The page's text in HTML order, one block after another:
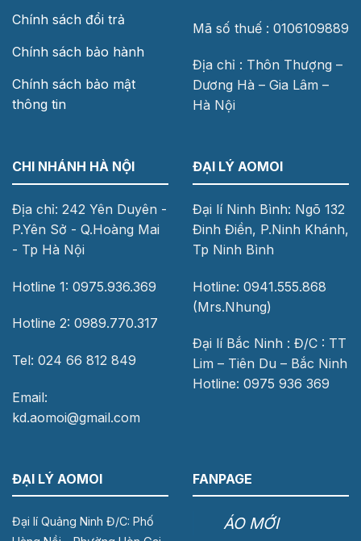
Chính sách đổi trả
Chính sách bảo hành
Chính sách bảo mật
thông tin
Mã số thuế : 0106109889
Địa chỉ : Thôn Thượng –
Dương Hà – Gia Lâm –
Hà Nội
CHI NHÁNH HÀ NỘI
Địa chỉ: 242 Yên Duyên -
P.Yên Sở - Q.Hoàng Mai
- Tp Hà Nội
Hotline 1: 0975.936.369
Hotline 2: 0989.770.317
Tel: 024 66 812 849
Email:
kd.aomoi@gmail.com
ĐẠI LÝ AOMOI
Đại lí Ninh Bình: Ngõ 132
Đinh Điền, P.Ninh Khánh,
Tp Ninh Bình
Hotline: 0941.555.868
(Mrs.Nhung)
Đại lí Bắc Ninh : Đ/C : TT
Lim – Tiên Du – Bắc Ninh
Hotline: 0975 936 369
ĐẠI LÝ AOMOI
Đại lí Quảng Ninh Đ/C: Phố
FANPAGE
ÁO MỚI